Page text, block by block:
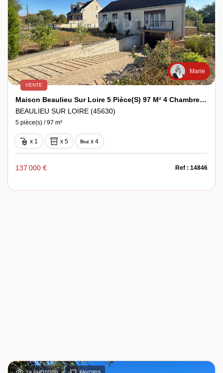
Marie
VENTE
Maison Beaulieu Sur Loire 5 Pièce(s) 97 M² 4 Chambres Terrain 1650 M²
BEAULIEU SUR LOIRE (45630)
5 pièce(s) / 97 m²
x 1 x 5 x 4
137 000 € Ref : 14846